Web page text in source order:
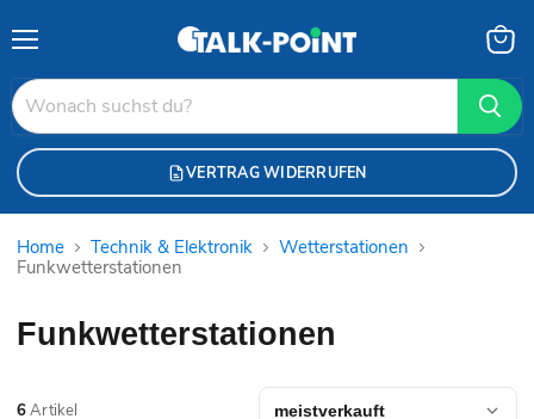
VERTRAG WIDERRUFEN
Home Technik & Elektronik
Wetterstationen
Funkwetterstationen
Funkwetterstationen
6Artikel